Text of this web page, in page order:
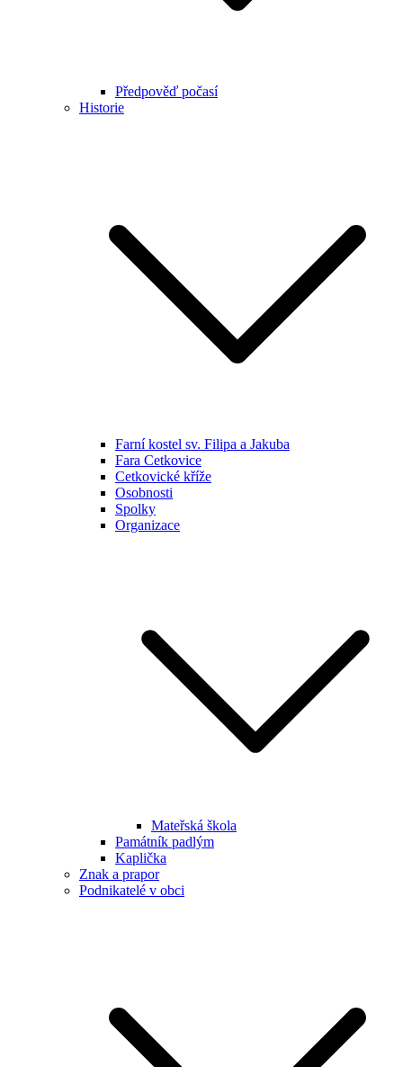
Předpověď počasí
Historie
Farní kostel sv. Filipa a Jakuba
Fara Cetkovice
Cetkovické kříže
Osobnosti
Spolky
Organizace
Mateřská škola
Památník padlým
Kaplička
Znak a prapor
Podnikatelé v obci